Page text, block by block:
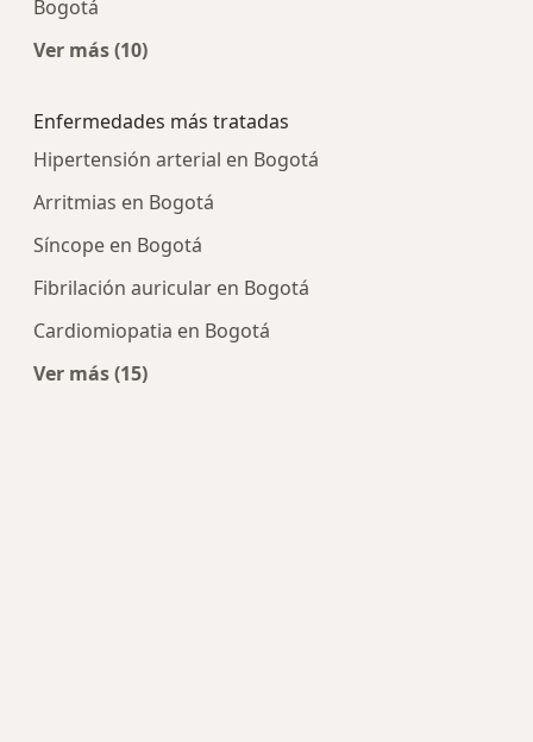
Bogotá
Ver más (10)
Enfermedades más tratadas
Hipertensión arterial en Bogotá
Arritmias en Bogotá
Síncope en Bogotá
Fibrilación auricular en Bogotá
Cardiomiopatia en Bogotá
Ver más (15)